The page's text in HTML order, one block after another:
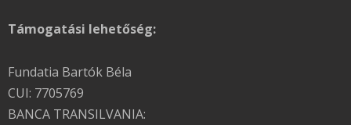
Támogatási lehetőség:
Fundatia Bartók Béla
CUI: 7705769
BANCA TRANSILVANIA: